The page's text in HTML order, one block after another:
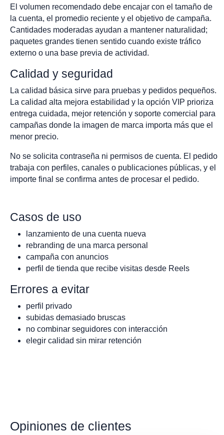
El volumen recomendado debe encajar con el tamaño de
la cuenta, el promedio reciente y el objetivo de campaña.
Cantidades moderadas ayudan a mantener naturalidad;
paquetes grandes tienen sentido cuando existe tráfico
externo o una base previa de actividad.
Calidad y seguridad
La calidad básica sirve para pruebas y pedidos pequeños.
La calidad alta mejora estabilidad y la opción VIP prioriza
entrega cuidada, mejor retención y soporte comercial para
campañas donde la imagen de marca importa más que el
menor precio.
No se solicita contraseña ni permisos de cuenta. El pedido
trabaja con perfiles, canales o publicaciones públicas, y el
importe final se confirma antes de procesar el pedido.
Casos de uso
lanzamiento de una cuenta nueva
rebranding de una marca personal
campaña con anuncios
perfil de tienda que recibe visitas desde Reels
Errores a evitar
perfil privado
subidas demasiado bruscas
no combinar seguidores con interacción
elegir calidad sin mirar retención
Opiniones de clientes